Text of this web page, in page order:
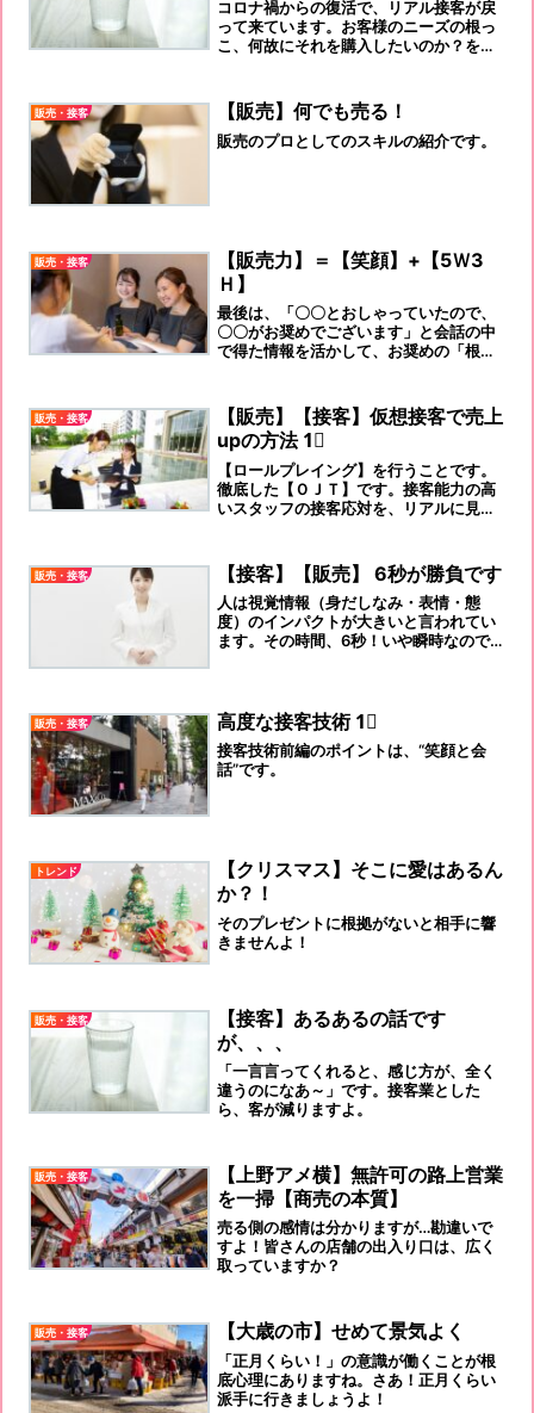
コロナ禍からの復活で、リアル接客が戻
って来ています。お客様のニーズの根っ
こ、何故にそれを購入したいのか？を、
販売・接客 【販売】何でも売る！
販売のプロとしてのスキルの紹介です。
販売・接客
【販売力】＝【笑顔】+【5Ｗ3
Ｈ】
最後は、「〇〇とおしゃっていたので、
〇〇がお奨めでございます」と会話の中
で得た情報を活かして、お奨めの「根
販売・接客
【販売】【接客】仮想接客で売上
upの方法 1⃣
【ロールプレイング】を行うことです。
徹底した【ＯＪＴ】です。接客能力の高
いスタッフの接客応対を、リアルに見せ
プレイング手法の是非は、お客様役にか
かっています。
販売・接客 【接客】【販売】 6秒が勝負です
人は視覚情報（身だしなみ・表情・態
度）のインパクトが大きいと言われてい
ます。その時間、6秒！いや瞬時なので
販売・接客 高度な接客技術 1⃣
接客技術前編のポイントは、“笑顔と会
話”です。
トレンド
【クリスマス】そこに愛はあるん
か？！
そのプレゼントに根拠がないと相手に響
きませんよ！
販売・接客
【接客】あるあるの話です
が、、、
「一言言ってくれると、感じ方が、全く
違うのになあ～」です。接客業とした
ら、客が減りますよ。
販売・接客
【上野アメ横】無許可の路上営業
を一掃【商売の本質】
売る側の感情は分かりますが…勘違いで
すよ！皆さんの店舗の出入り口は、広く
取っていますか？
販売・接客 【大歳の市】せめて景気よく
「正月くらい！」の意識が働くことが根
底心理にありますね。さあ！正月くらい
派手に行きましょうよ！